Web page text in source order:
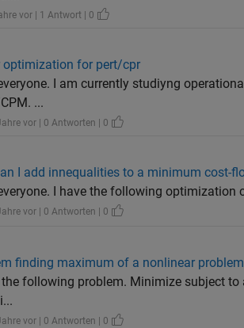
vor | 1 Antwort | 0
optimization for pert/cpr
I am currently studiyng
...
vor | 0 Antworten | 0
I add innequalities to a minimum cost-
I have the following optimization
vor | 0 Antworten | 0
finding maximum of a nonlinear problem
the following problem. Minimize subject
vor | 0 Antworten | 0